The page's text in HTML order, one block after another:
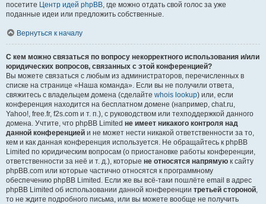
посетите Центр идей phpBB, где можно отдать свой голос за уже
поданные идеи или предложить собственные.
Вернуться к началу
С кем можно связаться по вопросу некорректного использования и/или
юридических вопросов, связанных с этой конференцией?
Вы можете связаться с любым из администраторов, перечисленных в
списке на странице «Наша команда». Если вы не получили ответа,
свяжитесь с владельцем домена (сделайте whois lookup) или, если
конференция находится на бесплатном домене (например, chat.ru,
Yahoo!, free.fr, f2s.com и т. п.), с руководством или техподдержкой данного
домена. Учтите, что phpBB Limited не имеет никакого контроля над
данной конференцией и не может нести никакой ответственности за то,
кем и как данная конференция используется. Не обращайтесь к phpBB
Limited по юридическим вопросам (о приостановке работы конференции,
ответственности за неё и т. д.), которые не относятся напрямую к сайту
phpBB.com или которые частично относятся к программному
обеспечению phpBB Limited. Если же вы всё-таки пошлёте email в адрес
phpBB Limited об использовании данной конференции третьей стороной,
то не ждите подробного письма, или вы можете вообще не получить